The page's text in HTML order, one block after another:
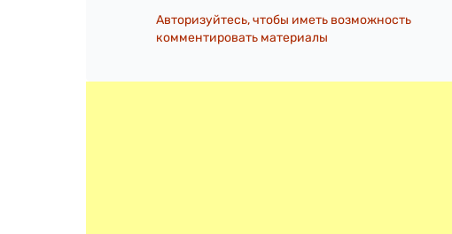
Авторизуйтесь, чтобы иметь возможность
комментировать материалы